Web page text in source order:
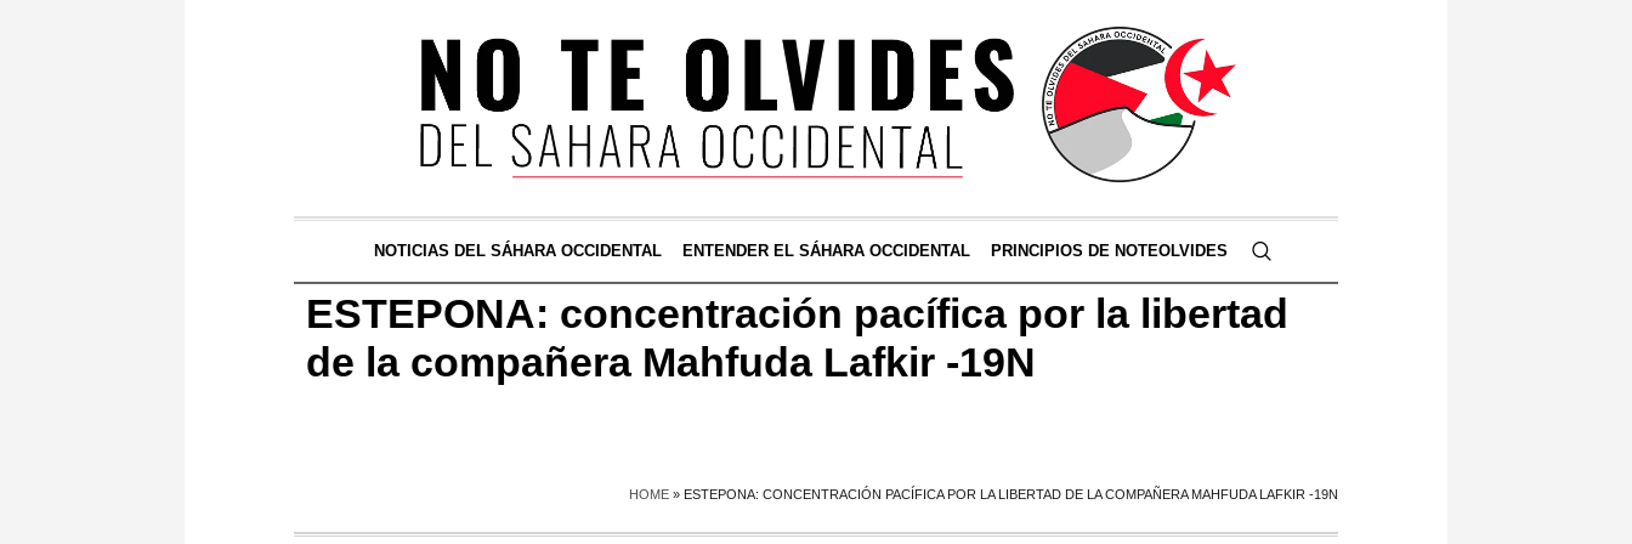
NOTICIAS DEL SÁHARA OCCIDENTAL ENTENDER EL SÁHARA OCCIDENTAL PRINCIPIOS DE NOTEOLVIDES
ESTEPONA: concentración pacífica por la libertad
de la compañera Mahfuda Lafkir -19N
HOME » ESTEPONA: CONCENTRACIÓN PACÍFICA POR LA LIBERTAD DE LA COMPAÑERA MAHFUDA LAFKIR -19N